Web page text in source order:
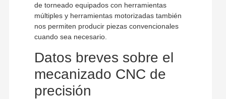
de torneado equipados con herramientas
múltiples y herramientas motorizadas también
nos permiten producir piezas convencionales
cuando sea necesario.
Datos breves sobre el
mecanizado CNC de
precisión